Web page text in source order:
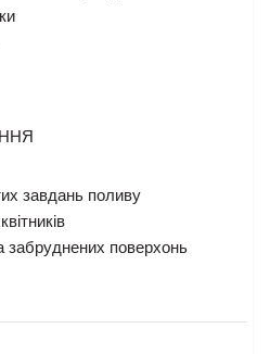
завдань поливу
забруднених поверхонь